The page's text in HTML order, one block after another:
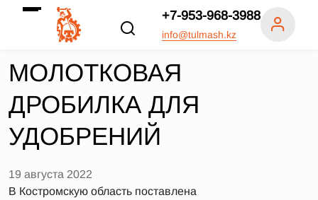
+7-953-968-3988
info@tulmash.kz
МОЛОТКОВАЯ
ДРОБИЛКА ДЛЯ
УДОБРЕНИЙ
19 августа 2022
В Костромскую область поставлена